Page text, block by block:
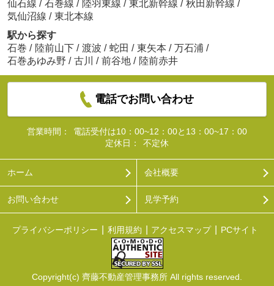
仙石線 / 石巻線 / 陸羽東線 / 東北新幹線 / 秋田新幹線 /
気仙沼線 / 東北本線
駅から探す
石巻 / 陸前山下 / 渡波 / 蛇田 / 東矢本 / 万石浦 /
石巻あゆみ野 / 古川 / 前谷地 / 陸前赤井
電話でお問い合わせ
営業時間：
電話受付は10：00~12：00と13：00~17：00
定休日：
不定休
ホーム 会社概要
お問い合わせ 見学予約
プライバシーポリシー 利用規約 アクセスマップ PCサイト
Copyright(c) 齊藤不動産管理事務所 All rights reserved.